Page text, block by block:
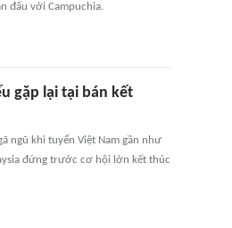
đấu với Campuchia.
gặp lại tại bán kết
ngũ khi tuyển Việt Nam gần như
đứng trước cơ hội lớn kết thúc